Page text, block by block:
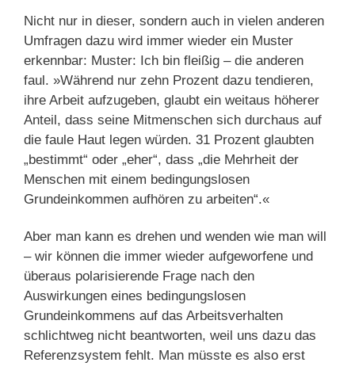
Nicht nur in dieser, sondern auch in vielen anderen
Umfragen dazu wird immer wieder ein Muster
erkennbar: Muster: Ich bin fleißig – die anderen
faul. »Während nur zehn Prozent dazu tendieren,
ihre Arbeit aufzugeben, glaubt ein weitaus höherer
Anteil, dass seine Mitmenschen sich durchaus auf
die faule Haut legen würden. 31 Prozent glaubten
„bestimmt“ oder „eher“, dass „die Mehrheit der
Menschen mit einem bedingungslosen
Grundeinkommen aufhören zu arbeiten“.«
Aber man kann es drehen und wenden wie man will
– wir können die immer wieder aufgeworfene und
überaus polarisierende Frage nach den
Auswirkungen eines bedingungslosen
Grundeinkommens auf das Arbeitsverhalten
schlichtweg nicht beantworten, weil uns dazu das
Referenzsystem fehlt. Man müsste es also erst